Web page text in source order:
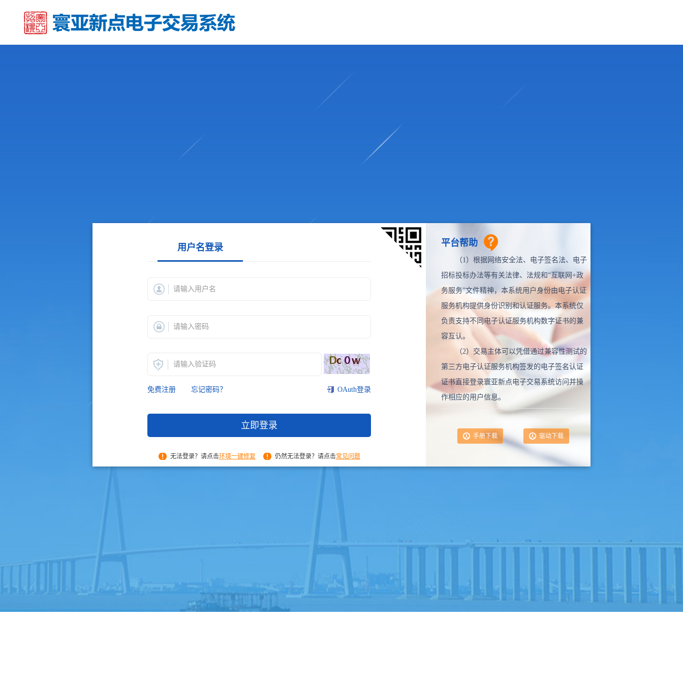
用户名登录
免费注册 忘记密码？ OAuth登录
无法登录？请点击环境一键修复 仍然无法登录？请点击常见问题
平台帮助
（1）根据网络安全法、电子签名法、电子
招标投标办法等有关法律、法规和“互联网+政
务服务”文件精神，本系统用户身份由电子认证
服务机构提供身份识别和认证服务。本系统仅
负责支持不同电子认证服务机构数字证书的兼
容互认。
（2）交易主体可以凭借通过兼容性测试的
第三方电子认证服务机构签发的电子签名认证
证书直接登录寰亚新点电子交易系统访问并操
作相应的用户信息。
手册下载 驱动下载